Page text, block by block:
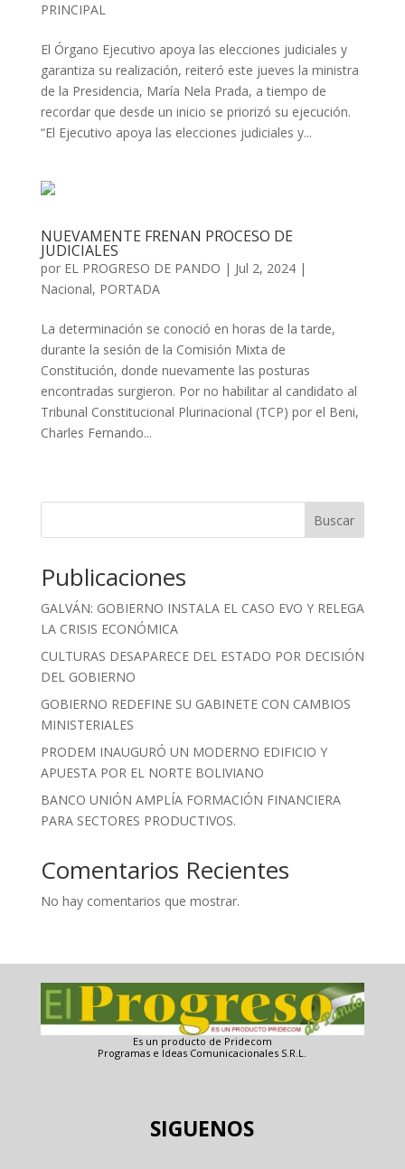
PRINCIPAL
El Órgano Ejecutivo apoya las elecciones judiciales y
garantiza su realización, reiteró este jueves la ministra
de la Presidencia, María Nela Prada, a tiempo de
recordar que desde un inicio se priorizó su ejecución.
“El Ejecutivo apoya las elecciones judiciales y...
NUEVAMENTE FRENAN PROCESO DE
JUDICIALES
por EL PROGRESO DE PANDO | Jul 2, 2024|
Nacional, PORTADA
La determinación se conoció en horas de la tarde,
durante la sesión de la Comisión Mixta de
Constitución, donde nuevamente las posturas
encontradas surgieron. Por no habilitar al candidato al
Tribunal Constitucional Plurinacional (TCP) por el Beni,
Charles Fernando...
Buscar
Publicaciones
GALVÁN: GOBIERNO INSTALA EL CASO EVO Y RELEGA
LA CRISIS ECONÓMICA
CULTURAS DESAPARECE DEL ESTADO POR DECISIÓN
DEL GOBIERNO
GOBIERNO REDEFINE SU GABINETE CON CAMBIOS
MINISTERIALES
PRODEM INAUGURÓ UN MODERNO EDIFICIO Y
APUESTA POR EL NORTE BOLIVIANO
BANCO UNIÓN AMPLÍA FORMACIÓN FINANCIERA
PARA SECTORES PRODUCTIVOS.
Comentarios Recientes
No hay comentarios que mostrar.
Es un producto de Pridecom
Programas e Ideas Comunicacionales S.R.L.
SIGUENOS